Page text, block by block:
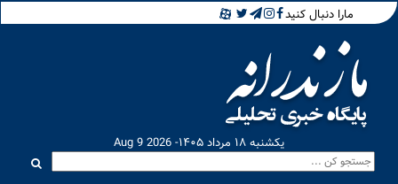
مارا دنبال کنید
یکشنبه ۱۸ مرداد ۱۴۰۵- Aug 9 2026